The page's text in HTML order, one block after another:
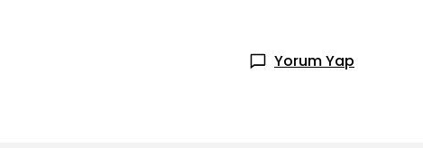
Yorum Yap